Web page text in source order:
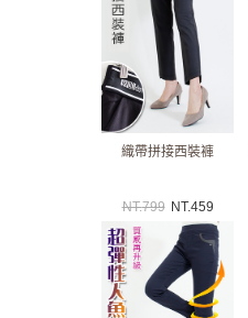
織帶拼接西裝褲
NT.799 NT.459